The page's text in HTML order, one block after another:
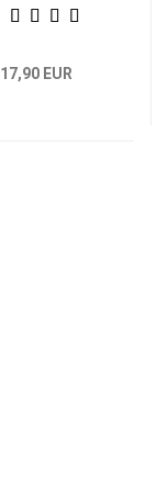
17,90 EUR